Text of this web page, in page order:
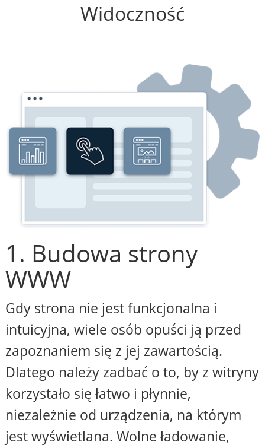
Widoczność
1. Budowa strony
WWW
Gdy strona nie jest funkcjonalna i
intuicyjna, wiele osób opuści ją przed
zapoznaniem się z jej zawartością.
Dlatego należy zadbać o to, by z witryny
korzystało się łatwo i płynnie,
niezależnie od urządzenia, na którym
jest wyświetlana. Wolne ładowanie,